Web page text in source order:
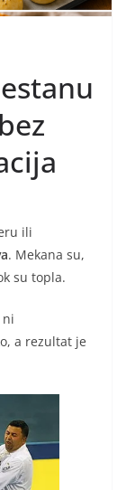
ili
. Mekana su,
su topla.
ni
a rezultat je